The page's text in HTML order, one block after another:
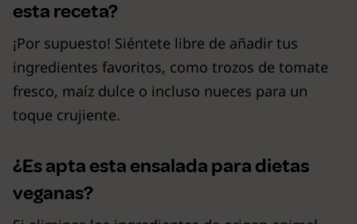
esta receta?
¡Por supuesto! Siéntete libre de añadir tus
ingredientes favoritos, como trozos de tomate
fresco, maíz dulce o incluso nueces para un
toque crujiente.
¿Es apta esta ensalada para dietas
veganas?